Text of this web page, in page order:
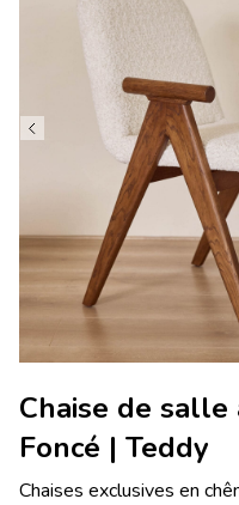
Chaise de salle
Foncé | Teddy
Chaises exclusives en